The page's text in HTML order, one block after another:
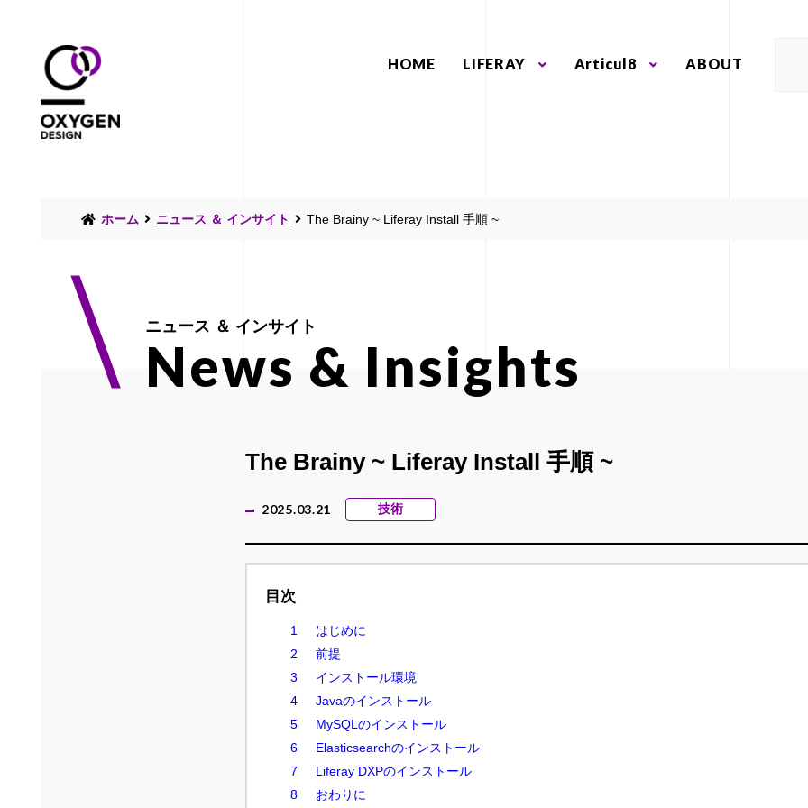
HOME LIFERAY Articul8 ABOUT
ホーム ニュース ＆ インサイト The Brainy ~ Liferay Install 手順 ~
ニュース ＆ インサイト
News & Insights
The Brainy ~ Liferay Install 手順 ~
2025.03.21 技術
目次
はじめに
前提
インストール環境
Javaのインストール
MySQLのインストール
Elasticsearchのインストール
Liferay DXPのインストール
おわりに